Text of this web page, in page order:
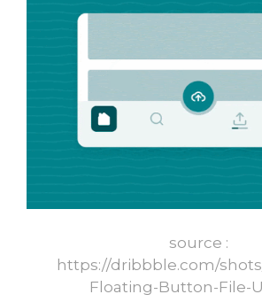
source :
https://dribbble.com/
Floating-Button-File-